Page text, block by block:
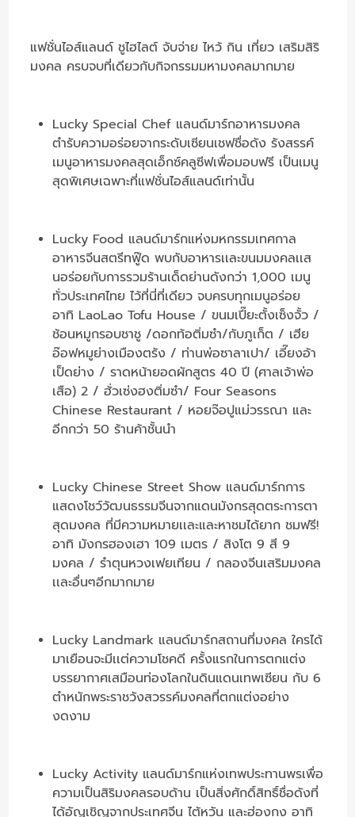
แฟชั่นไอส์แลนด์ ชูไฮไลต์ จับจ่าย ไหว้ กิน เที่ยว เสริมสิริ
มงคล ครบจบที่เดียวกับกิจกรรมมหามงคลมากมาย
Lucky Special Chef แลนด์มาร์กอาหารมงคล
ตำรับความอร่อยจากระดับเซียนเชฟชื่อดัง รังสรรค์
เมนูอาหารมงคลสุดเอ็กซ์คลูซีฟเพื่อมอบฟรี เป็นเมนู
สุดพิเศษเฉพาะที่แฟชั่นไอส์แลนด์เท่านั้น
Lucky Food แลนด์มาร์กแห่งมหกรรมเทศกาล
อาหารจีนสตรีทฟู๊ด พบกับอาหารเเละขนมมงคลเเส
นอร่อยกับการรวมร้านเด็ดย่านดังกว่า 1,000 เมนู
ทั่วประเทศไทย ไว้ที่นี่ที่เดียว จบครบทุกเมนูอร่อย
อาทิ LaoLao Tofu House / ขนมเปี๊ยะตั้งเซ็งจั้ว /
ช้อนหมูกรอบชาชู /ดอกท้อติ่มซำ/กับภูเก็ต / เฮีย
อ๊อฟหมูย่างเมืองตรัง / ท่านพ่อซาลาเปา/ เอี๊ยงอ้า
เป็ดย่าง / ราดหน้ายอดผักสูตร 40 ปี (ศาลเจ้าพ่อ
เสือ) 2 / ฮั่วเซ่งฮงติ่มซำ/ Four Seasons
Chinese Restaurant / หอยจ๊อปูแม่วรรณา และ
อีกกว่า 50 ร้านค้าชั้นนำ
Lucky Chinese Street Show แลนด์มาร์กการ
แสดงโชว์วัฒนธรรมจีนจากแดนมังกรสุดตระการตา
สุดมงคล ที่มีความหมายเเละและหาชมได้ยาก ชมฟรี!
อาทิ มังกรฮองเฮา 109 เมตร / สิงโต 9 สี 9
มงคล / รำตุนหวงเฟยเทียน / กลองจีนเสริมมงคล
เเละอื่นๆอีกมากมาย
Lucky Landmark แลนด์มาร์กสถานที่มงคล ใครได้
มาเยือนจะมีเเต่ความโชคดี ครั้งแรกในการตกแต่ง
บรรยากาศเสมือนท่องโลกในดินแดนเทพเซียน กับ 6
ตำหนักพระราชวังสวรรค์มงคลที่ตกแต่งอย่าง
งดงาม
Lucky Activity แลนด์มาร์กแห่งเทพประทานพรเพื่อ
ความเป็นสิริมงคลรอบด้าน เป็นสิ่งศักดิ์สิทธิ์ชื่อดังที่
ได้อัญเชิญจากประเทศจีน ไต้หวัน และฮ่องกง อาทิ